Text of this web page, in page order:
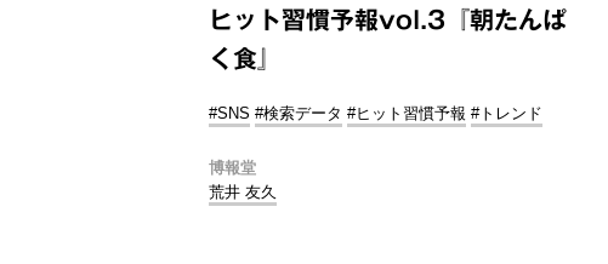
ヒット習慣予報vol.3『朝たんぱ
く食』
#SNS #検索データ #ヒット習慣予報 #トレンド
博報堂
荒井 友久